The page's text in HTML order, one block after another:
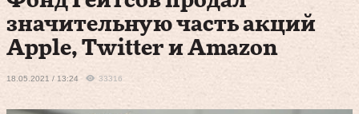
значительную часть акций
Apple, Twitter и Amazon
18.05.2021 / 13:24 33316